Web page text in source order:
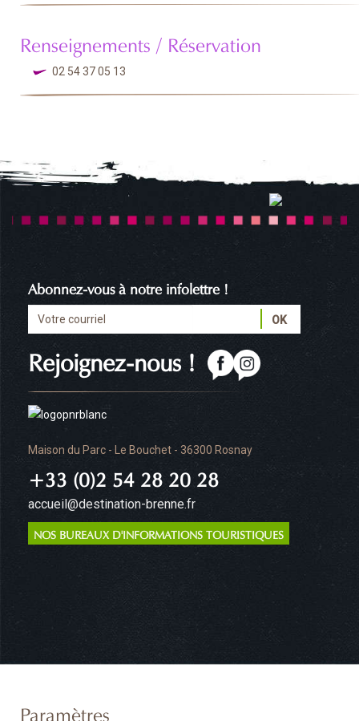
Renseignements / Réservation
02 54 37 05 13
Maison du Parc - Le Bouchet - 36300 Rosnay
+33 (0)2 54 28 20 28
accueil@destination-brenne.fr
NOS BUREAUX D'INFORMATIONS TOURISTIQUES
Rejoignez-nous !
Abonnez-vous à notre infolettre !
Paramètres